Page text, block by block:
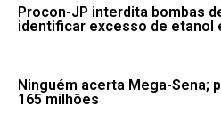
Procon-JP interdita bombas
identificar excesso de etanol
Ninguém acerta Mega-Sena;
165 milhões